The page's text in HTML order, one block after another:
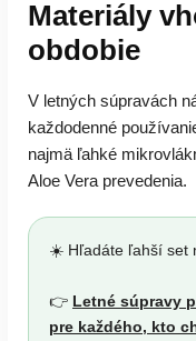
Materiály
obdobie
V letných súpravách
každodenné
najmä ľahké
Aloe Vera prevedenia.
☀️ Hľadáte ľahší set
👉 Letné súpravy
pre každého, kto